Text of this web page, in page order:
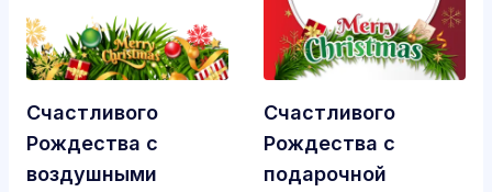
Счастливого
Рождества с
воздушными
Счастливого
Рождества с
подарочной